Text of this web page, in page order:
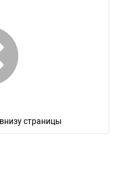
страницы